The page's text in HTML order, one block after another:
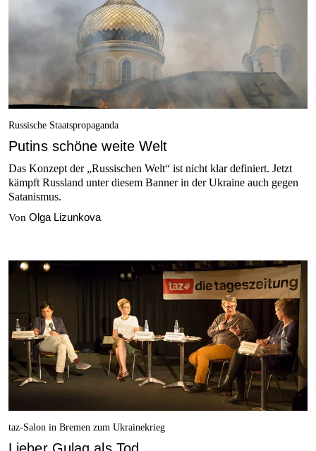
Russische Staatspropaganda
Putins schöne weite Welt
Das Konzept der „Russischen Welt“ ist nicht klar definiert. Jetzt
kämpft Russland unter diesem Banner in der Ukraine auch gegen
Satanismus.
Von Olga Lizunkova
taz-Salon in Bremen zum Ukrainekrieg